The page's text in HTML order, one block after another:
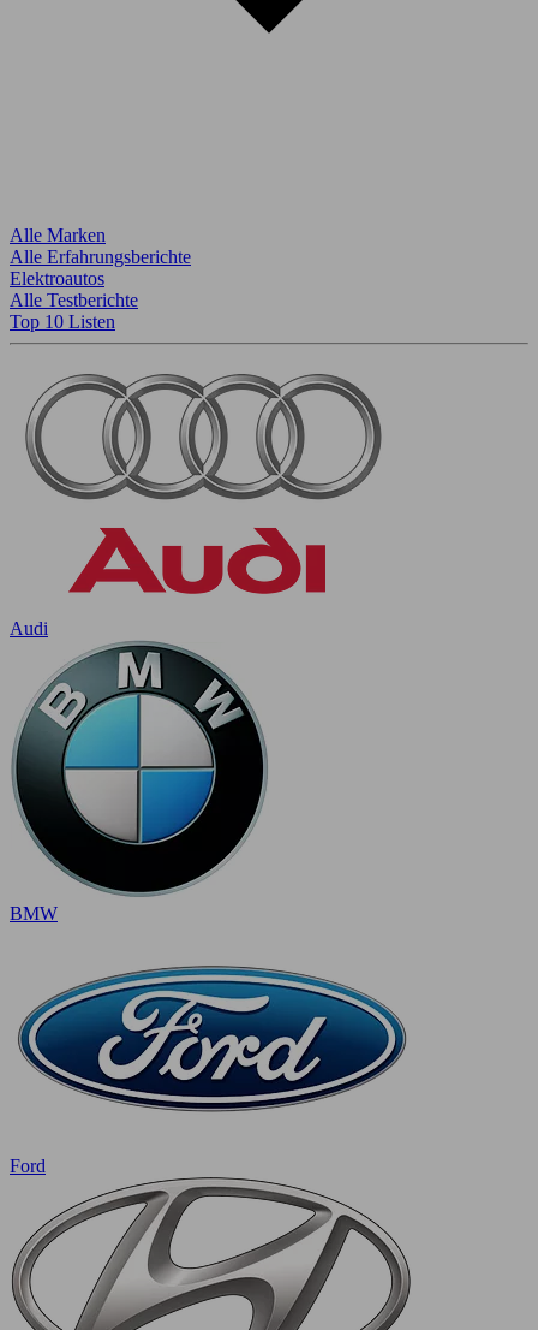
Alle Marken
Alle Erfahrungsberichte
Elektroautos
Alle Testberichte
Top 10 Listen
Audi
BMW
Ford